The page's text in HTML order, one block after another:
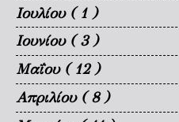
Ιουλίου ( 1 )
Ιουνίου ( 3 )
Μαΐου ( 12 )
Απριλίου ( 8 )